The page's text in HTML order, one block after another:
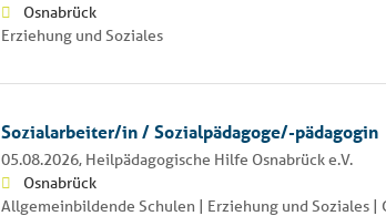
Osnabrück
Erziehung und Soziales
Sozialarbeiter/in / Sozialpädagoge/-pädagogin
05.08.2026, Heilpädagogische Hilfe Osnabrück e.V.
Osnabrück
Allgemeinbildende Schulen | Erziehung und Soziales |